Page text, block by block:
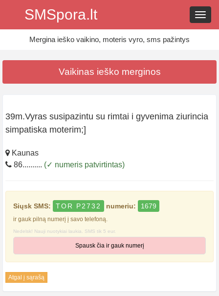
SMSpora.lt
Mergina ieško vaikino, moteris vyro, sms pažintys
Vaikinas ieško merginos
39m.Vyras susipazintu su rimtai i gyvenima ziurincia
simpatiska moterim;]
Kaunas
86.......... (✓ numeris patvirtintas)
Siųsk SMS: TOR P2732 numeriu: 1679
ir gauk pilną numerį į savo telefoną.
Nedelsk! Nauji nuotykiai laukia. SMS tik 5 eur.
Spausk čia ir gauk numerį
Atgal į sąrašą